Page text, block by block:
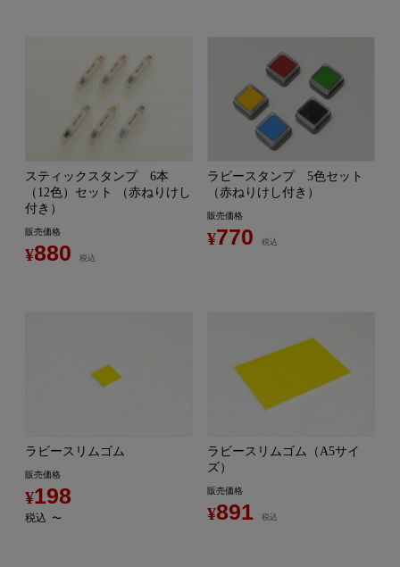
スティックスタンプ 6本
（12色）セット （赤ねりけし
付き）
販売価格
¥880 税込
ラビースタンプ 5色セット
（赤ねりけし付き）
販売価格
¥770 税込
ラビースリムゴム
販売価格
¥198
税込 〜
ラビースリムゴム（A5サイ
ズ）
販売価格
¥891 税込